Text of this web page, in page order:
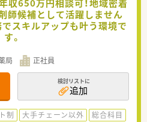
収650万円相談可！地域密着
師候補として活躍しません
スキルアップも叶う環境で
す。
局 正社員
検討リストに
追加
制 大手チェーン以外
総合科目